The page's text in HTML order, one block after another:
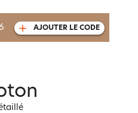
aussi
cadeau
AJOUTER LE CODE